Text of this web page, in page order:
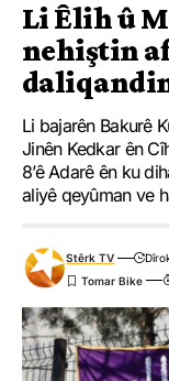
Li Êlih û
nehiştin
Li bajarên Bakurê
Jinên Kedkar ên
8’ê Adarê ên ku
aliyê qeyûman ve
Stêrk TV